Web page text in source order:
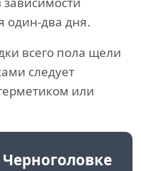
один-два дня.
всего пола щели
следует
или